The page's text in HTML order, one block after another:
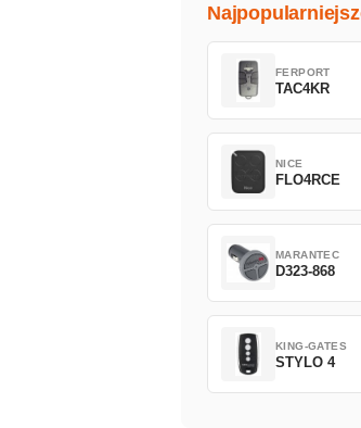
FERPORT
TAC4KR
NICE
FLO4RCE
MARANTEC
D323-868
KING-GATES
STYLO 4